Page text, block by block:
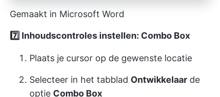
Gemaakt in Microsoft Word
7️⃣ Inhoudscontroles instellen: Combo Box
Plaats je cursor op de gewenste locatie
Selecteer in het tabblad Ontwikkelaar de
optie Combo Box